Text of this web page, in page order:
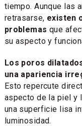
tiempo. Aunque las
retrasarse, existen
problemas que
su aspecto y
Los poros
una apariencia
Esto repercute
aspecto de la piel y
una superficie lisa
luminosidad.